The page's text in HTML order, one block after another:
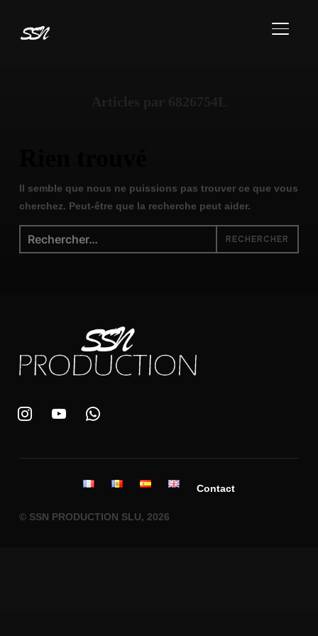
Il semble que nous ne puissions pas trouver ce que vous
cherchez. Peut-être que la recherche peut aider.
Contact
© SSN PRODUCTION SLU, 2026